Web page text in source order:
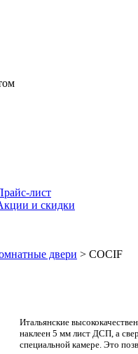
лист
и скидки
двери > COCIF
Итальянские
наклеен 5 мм лист ДСП, а
специальной камере. Это